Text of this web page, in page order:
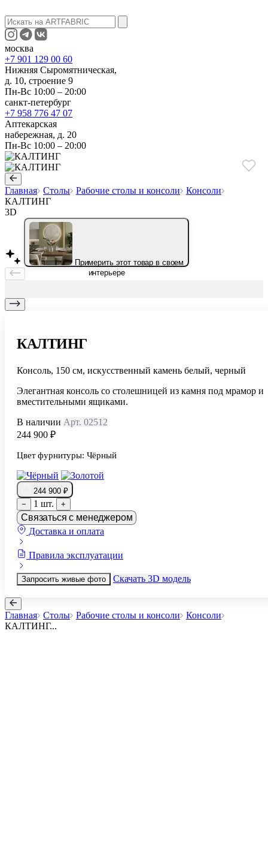
москва
+7 901 129 00 60
Нижняя Сыромятническая,
д. 10, строение 9
Пн-Вс 10:00 – 20:00
санкт-петербург
+7 958 776 47 07
Аптекарская
набережная, д. 20
Пн-Вс 10:00 – 20:00
Главная Столы Рабочие столы и консоли
Консоли
КАЛТИНГ
3D
Примерить этот товар в своем
интерьере
КАЛТИНГ
Консоль, 150 см, искусственный камень белый, черный
Элегантная консоль со столешницей из камня под мрамор и
вместительными ящиками.
В наличии Арт. 02512
244 900 ₽
Цвет фурнитуры: Чёрный
244 900 ₽
−
1 шт. +
Связаться с менеджером
Доставка и оплата
Правила эксплуатации
Запросить живые фото Скачать 3D модель
Главная Столы Рабочие столы и консоли
Консоли
КАЛТИНГ...